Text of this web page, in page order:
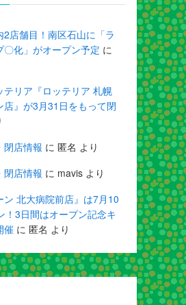
店舗目！南区石山に「ラ
〇化」がオープン予定 に
テリア『ロッテリア 札幌
店』が3月31日をもって閉
閉店情報 に 匿名 より
閉店情報 に mavis より
ン 北大病院前店』は7月10
！3日間はオープン記念キ
催 に 匿名 より